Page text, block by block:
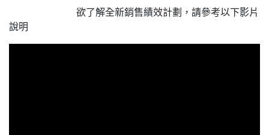
欲了解全新銷售績效計劃，請參考以下影片
說明